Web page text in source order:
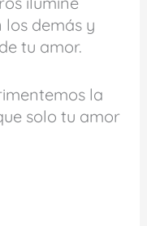
los demás y
tu amor.
la
solo tu amor